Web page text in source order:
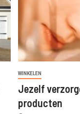
WINKELEN
Jezelf
producten